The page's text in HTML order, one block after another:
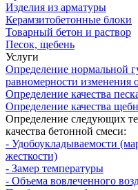
Изделия из арматуры
Керамзитобетонные блоки
Товарный бетон и раствор
Песок, щебень
Услуги
Определение нормальной
равномерности изменения
Определение качества
Определение качества
Определение следующих
качества бетонной смеси:
- Удобоукладываемости
жесткости)
- Замер температуры
- Объема вовлеченного